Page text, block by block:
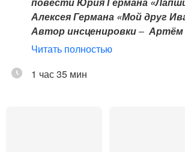
Алексея Германа «Мой друг
Автор инсценировки– Артём
театра спектакль режиссера
Читать полностью
1 час 35 мин